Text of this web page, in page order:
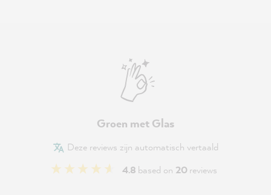
Groen met Glas
Deze reviews zijn automatisch vertaald
4.8 based on 20 reviews